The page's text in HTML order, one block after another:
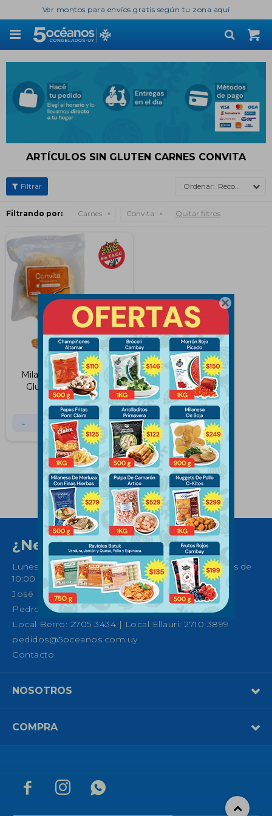

Ver montos para envíos gratis según tu zona aquí

ARTÍCULOS SIN GLUTEN CARNES CONVITA
Recomendados
Filtrando por: Carnes Convita Quitar filtros
Milanesas de Carne Sin
Gluten Convita 320g
$ 457
- +
  
¿Necesitas ayuda?
Lunes a Sábados de 08:30 a 21:00 horas y Domingos de
10:00 a 14:00
José Ellauri 558, Montevideo
Pedro Fco. Berro 1039, Montevideo
Local Berro: 2705 3434 | Local Ellauri: 2710 3899
pedidos@5oceanos.com.uy
Contacto
NOSOTROS
COMPRA